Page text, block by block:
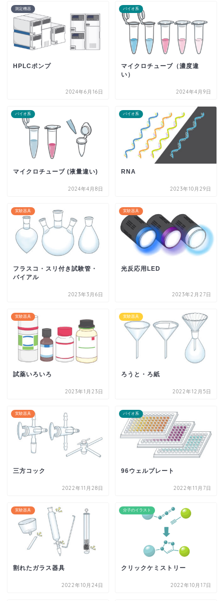
測定機器
HPLCポンプ
2024年6月16日
バイオ系
マイクロチューブ（濃度違
い）
2024年4月9日
バイオ系
マイクロチューブ (液量違い)
2024年4月8日
バイオ系
RNA
2023年10月29日
実験器具
フラスコ・スリ付き試験管・
バイアル
2023年3月6日
実験器具
光反応用LED
2023年2月27日
実験器具
試薬いろいろ
2023年1月23日
実験器具
ろうと・ろ紙
2022年12月5日
実験器具
三方コック
2022年11月28日
バイオ系
96ウェルプレート
2022年11月7日
実験器具
割れたガラス器具
2022年10月24日
分子のイラスト
クリックケミストリー
2022年10月17日